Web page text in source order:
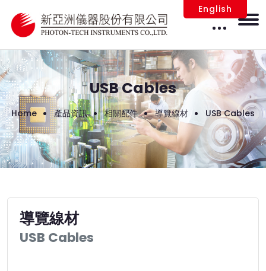
English
USB Cables
Home 產品資訊 相關配件 導覽線材 USB Cables
導覽線材
USB Cables